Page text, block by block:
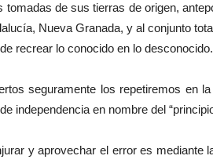
tomadas de sus tierras de origen,
Nueva Granada, y al conjunto
recrear lo conocido en lo desconocido.
seguramente los repetiremos en
independencia en nombre del
y aprovechar el error es mediante